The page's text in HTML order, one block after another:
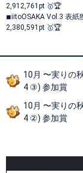
2,912,761pt 🥇🏆
◾︎iitoOSAKA Vol.3 表紙
2,380,591pt 🥇🏆
10月 〜実りの
4 ③) 参加賞
10月 〜実りの
4 ②) 参加賞